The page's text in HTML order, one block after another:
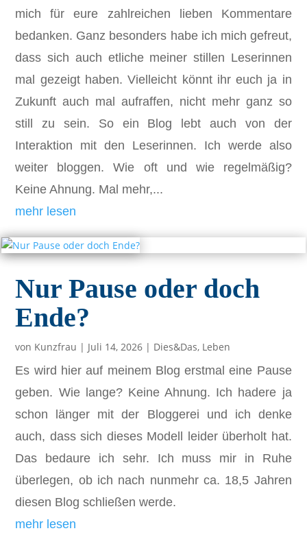
mich für eure zahlreichen lieben Kommentare
bedanken. Ganz besonders habe ich mich gefreut,
dass sich auch etliche meiner stillen Leserinnen
mal gezeigt haben. Vielleicht könnt ihr euch ja in
Zukunft auch mal aufraffen, nicht mehr ganz so
still zu sein. So ein Blog lebt auch von der
Interaktion mit den Leserinnen. Ich werde also
weiter bloggen. Wie oft und wie regelmäßig?
Keine Ahnung. Mal mehr,...
mehr lesen
Nur Pause oder doch
Ende?
von Kunzfrau | Juli 14, 2026 | Dies&Das, Leben
Es wird hier auf meinem Blog erstmal eine Pause
geben. Wie lange? Keine Ahnung. Ich hadere ja
schon länger mit der Bloggerei und ich denke
auch, dass sich dieses Modell leider überholt hat.
Das bedaure ich sehr. Ich muss mir in Ruhe
überlegen, ob ich nach nunmehr ca. 18,5 Jahren
diesen Blog schließen werde.
mehr lesen